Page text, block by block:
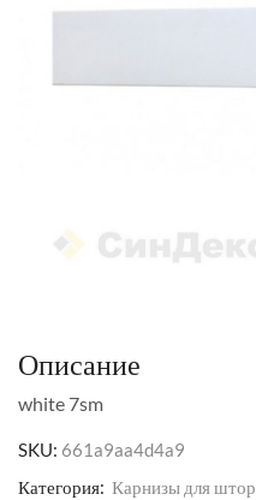
Описание
white 7sm
SKU: 661a9aa4d4a9
Категория: Карнизы для штор